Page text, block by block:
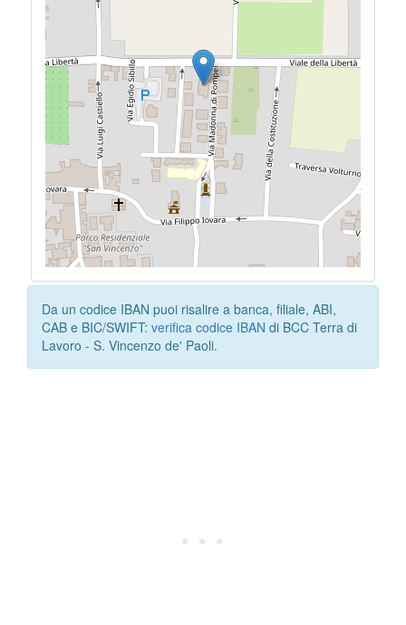
Da un codice IBAN puoi risalire a banca, filiale, ABI,
CAB e BIC/SWIFT: verifica codice IBAN di BCC Terra di
Lavoro - S. Vincenzo de' Paoli.